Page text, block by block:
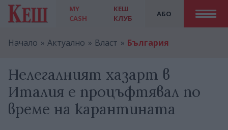
MY
CASH
АБО
КЕШ
КЛУБ
Начало Актуално Власт България
Нелегалният хазарт в
Италия е процъфтявал по
време на карантината